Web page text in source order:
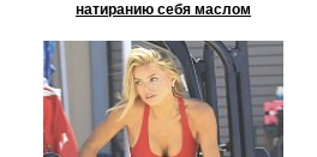
натиранию себя маслом